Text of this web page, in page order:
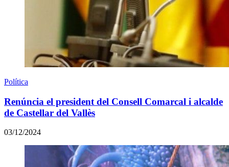
Política
Renúncia el president del Consell Comarcal i alcalde
de Castellar del Vallès
03/12/2024